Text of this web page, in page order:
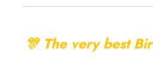
🎊 The very best